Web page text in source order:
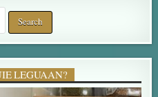
LEGUAAN?